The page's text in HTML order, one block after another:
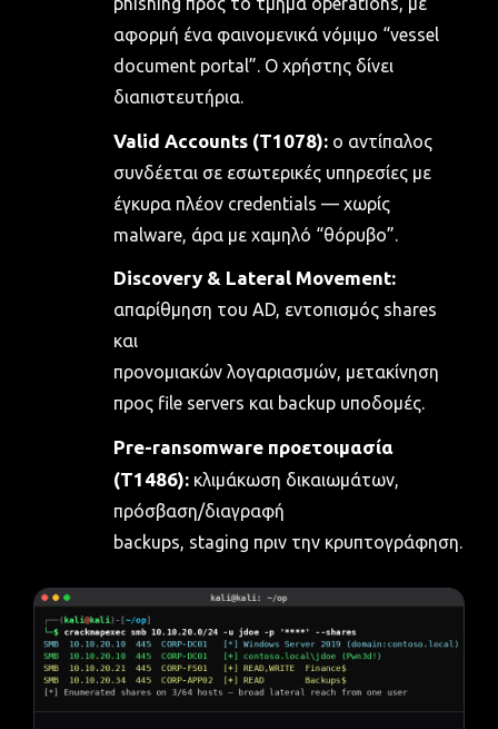
αφορμή ένα φαινομενικά νόμιμο “vessel
document portal”. Ο χρήστης δίνει
διαπιστευτήρια.
Valid Accounts (T1078):ο αντίπαλος
συνδέεται σε εσωτερικές υπηρεσίες με
έγκυρα πλέον credentials — χωρίς
malware, άρα με χαμηλό “θόρυβο”.
Discovery & Lateral Movement:
απαρίθμηση του AD, εντοπισμός shares
και
προνομιακών λογαριασμών, μετακίνηση
προς file servers και backup υποδομές.
Pre-ransomware προετοιμασία
(T1486):κλιμάκωση δικαιωμάτων,
πρόσβαση/διαγραφή
backups, staging πριν την κρυπτογράφηση.